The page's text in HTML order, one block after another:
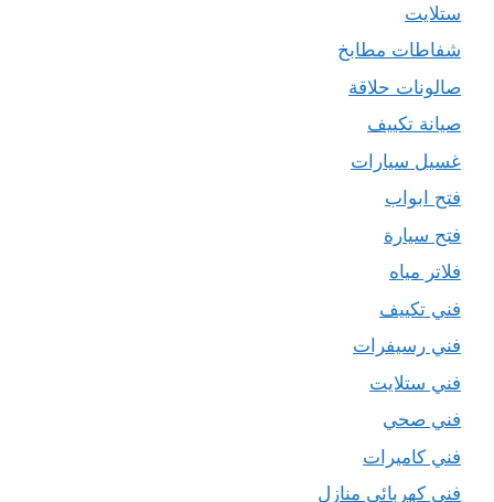
ستلايت
شفاطات مطابخ
صالونات حلاقة
صيانة تكييف
غسيل سيارات
فتح ابواب
فتح سيارة
فلاتر مياه
فني تكييف
فني رسيفرات
فني ستلايت
فني صحي
فني كاميرات
فني كهربائي منازل